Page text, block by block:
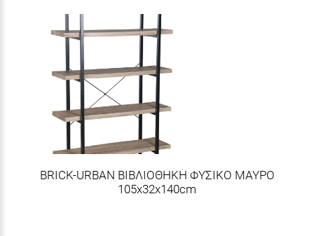
BRICK-URBAN ΒΙΒΛΙΟΘΗΚΗ ΦΥΣΙΚΟ ΜΑΥΡΟ
105x32x140cm